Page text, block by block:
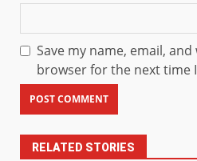
Save my name, email,
browser for the next time
RELATED STORIES